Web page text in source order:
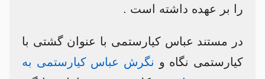
را بر عهده داشته است .
در مستند عباس کیارستمی با عنوان گشتی با
کیارستمی نگاه و نگرش عباس کیارستمی به